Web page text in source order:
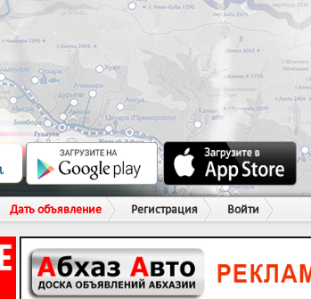
Дать объявление Регистрация Войти